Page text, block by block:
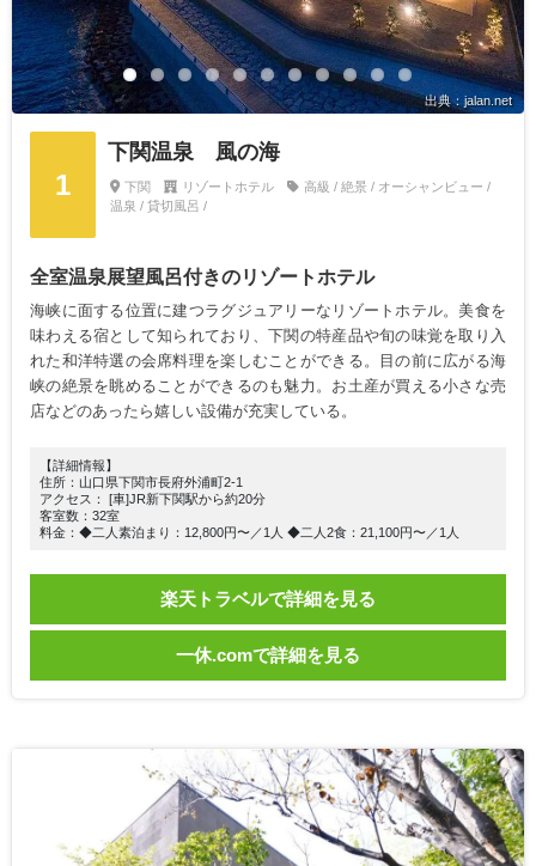
出典：jalan.net
1
下関温泉 風の海
下関 リゾートホテル
高級 / 絶景 / オーシャンビュー /
温泉 / 貸切風呂 /
全室温泉展望風呂付きのリゾートホテル
海峡に面する位置に建つラグジュアリーなリゾートホテル。美食を
味わえる宿として知られており、下関の特産品や旬の味覚を取り入
れた和洋特選の会席料理を楽しむことができる。目の前に広がる海
峡の絶景を眺めることができるのも魅力。お土産が買える小さな売
店などのあったら嬉しい設備が充実している。
【詳細情報】
住所：山口県下関市長府外浦町2-1
アクセス： [車]JR新下関駅から約20分
客室数：32室
料金：◆二人素泊まり：12,800円〜／1人 ◆二人2食：21,100円〜／1人
楽天トラベルで詳細を見る
一休.comで詳細を見る